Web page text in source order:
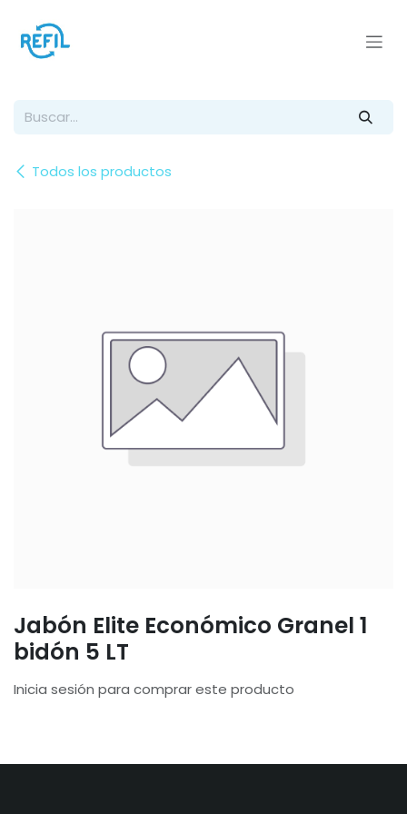
Todos los productos
Jabón Elite Económico Granel 1
bidón 5 LT
Inicia sesión para comprar este producto